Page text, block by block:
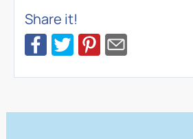
Share it!